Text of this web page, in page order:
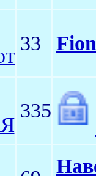
33
335